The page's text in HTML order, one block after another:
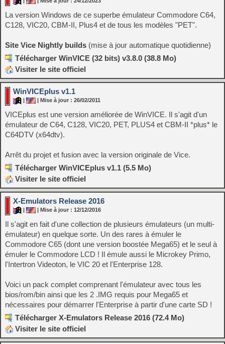
La version Windows de ce superbe émulateur Commodore C64,
C128, VIC20, CBM-II, Plus4 et de tous les modèles "PET".
Site Vice Nightly builds (mise à jour automatique quotidienne)
Télécharger WinVICE (32 bits) v3.8.0 (38.8 Mo)
Visiter le site officiel
WinVICEplus v1.1
| Mise à jour : 26/02/2011
VICEplus est une version améliorée de WinVICE. Il s'agit d'un
émulateur de C64, C128, VIC20, PET, PLUS4 et CBM-II *plus* le
C64DTV (x64dtv).
Arrêt du projet et fusion avec la version originale de Vice.
Télécharger WinVICEplus v1.1 (5.5 Mo)
Visiter le site officiel
X-Emulators Release 2016
| Mise à jour : 12/12/2016
Il s'agit en fait d'une collection de plusieurs émulateurs (un multi-
émulateur) en quelque sorte. Un des rares à émuler le
Commodore C65 (dont une version boostée Mega65) et le seul à
émuler le Commodore LCD ! Il émule aussi le Microkey Primo,
l'Intertron Videoton, le VIC 20 et l'Enterprise 128.
Voici un pack complet comprenant l'émulateur avec tous les
bios/rom/bin ainsi que les 2 .IMG requis pour Mega65 et
nécessaires pour démarrer l'Enterprise à partir d'une carte SD !
Télécharger X-Emulators Release 2016 (72.4 Mo)
Visiter le site officiel